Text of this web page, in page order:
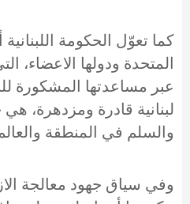
كما تعوّل الحكومة
المتحدة ودولها الاعضاء،
عبر مساعدتها المشكورة
لبنانية قادرة ومزدهرة،
والسلم في المنطقة
وفي سياق جهود معالجة